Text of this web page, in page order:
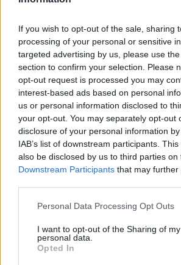
If you wish to opt-out of the sale, sharing
processing of your personal or sensitive
targeted advertising by us, please use
section to confirm your selection. Please
opt-out request is processed you may
interest-based ads based on personal
us or personal information disclosed to
your opt-out. You may separately opt-out
disclosure of your personal information
IAB’s list of downstream participants.
also be disclosed by us to third parties on
Downstream Participants that may
Personal Data Processing Opt Outs
I want to opt-out of the Sharing of my
personal data.
Opted In
“L’eclipsi serà una
per a gaudir de les
d’Amposta”
Blaumut lidera el
Festes
31 de juliol de 2026
Caçadors de